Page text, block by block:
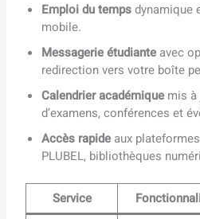
Emploi du tempsdynamique
mobile.
Messagerie étudiante avec
redirection vers votre boîte
Calendrier académique mis à
d’examens, conférences et
Accès rapide aux
PLUBEL, bibliothèques
Service